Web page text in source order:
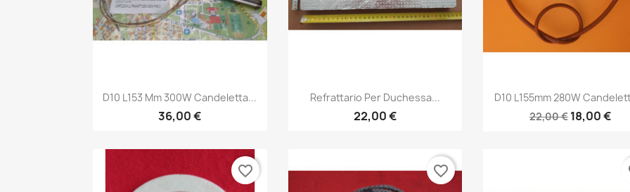
Anteprima
D10 L153 Mm 300W Candeletta...
36,00 €
Anteprima
Refrattario Per Duchessa...
22,00 €
Anteprima
D10 L155mm 280W
22,00 € 18,00 €
favorite_border favorite_border